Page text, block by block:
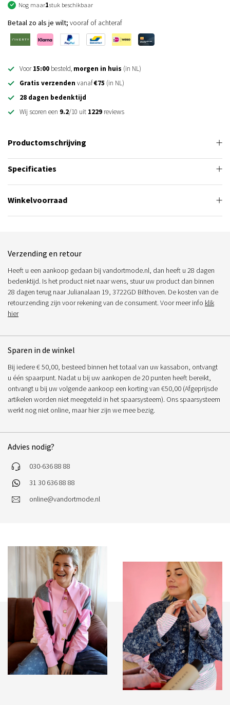
Nog maar1stuk beschikbaar
Betaal zo als je wilt; vooraf of achteraf
Voor15:00 besteld, morgen in huis (in NL)
Gratis verzenden vanaf€75 (in NL)
28 dagen bedenktijd
Wij scoren een 9.2/10 uit 1229 reviews
Productomschrijving
Specificaties
Winkelvoorraad
Verzending en retour
Heeft u een aankoop gedaan bij vandortmode.nl, dan heeft u 28 dagen
bedenktijd. Is het product niet naar wens, stuur uw product dan binnen
28 dagen terug naar Julianalaan 19, 3722GD Bilthoven. De kosten van de
retourzending zijn voor rekening van de consument. Voor meer info klik
hier
Sparen in de winkel
Bij iedere € 50,00, besteed binnen het totaal van uw kassabon, ontvangt
u één spaarpunt. Nadat u bij uw aankopen de 20 punten heeft bereikt,
ontvangt u bij uw volgende aankoop een korting van €50,00 (Afgeprijsde
artikelen worden niet meegeteld in het spaarsysteem). Ons spaarsysteem
werkt nog niet online, maar hier zijn we mee bezig.
Advies nodig?
030-636 88 88
31 30 636 88 88
online@vandortmode.nl